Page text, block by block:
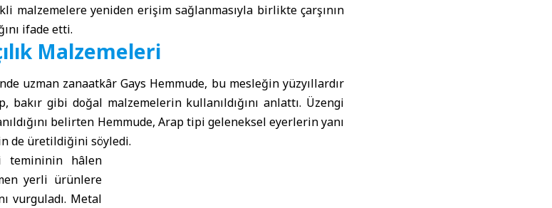
malzemelere yeniden erişim sağlanmasıyla birlikte çarşının
ifade etti.
Malzemeleri
uzman zanaatkâr Gays Hemmude, bu mesleğin yüzyıllardır
gibi doğal malzemelerin kullanıldığını anlattı. Üzengi
belirten Hemmude, Arap tipi geleneksel eyerlerin yanı
de üretildiğini söyledi.
temininin hâlen
yerli ürünlere
vurguladı. Metal